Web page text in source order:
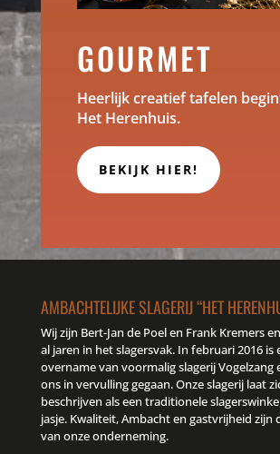
GOURMET
Heerlijk creatief tafelen
Het Herenhuis.
BEKIJK HIER!
AMBACHTELIJKE SLAGERIJ “HET
Wij zijn Bert-Jan de Poel en Frank Kremers
al jaren in het slagersvak. In februari 2016 is
overname van voormalig slagerij Vogelzang
ons in vervulling gegaan. Onze slagerij laat
beschrijven als een traditionele
jasje. Kwaliteit, Ambacht en gastvrijheid zijn
van onze onderneming.